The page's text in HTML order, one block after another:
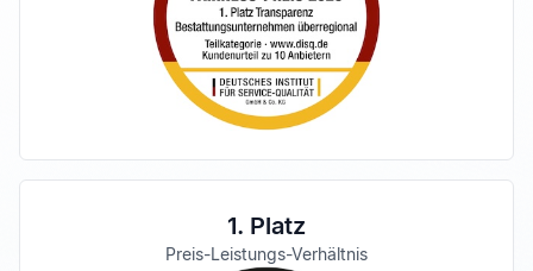
1. Platz
Preis-Leistungs-Verhältnis